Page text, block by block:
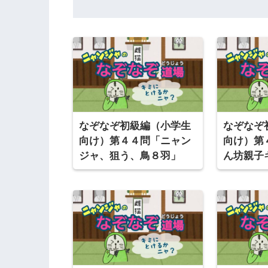
なぞなぞ初級編（小学生
向け）第４４問「ニャン
ジャ、狙う、鳥８羽」
なぞなぞ
向け）第
ん坊親子